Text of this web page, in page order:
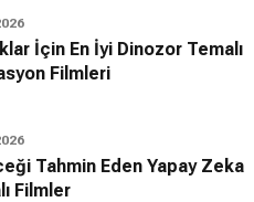
İçin En İyi Dinozor Temalı
Filmleri
Tahmin Eden Yapay Zeka
Filmler